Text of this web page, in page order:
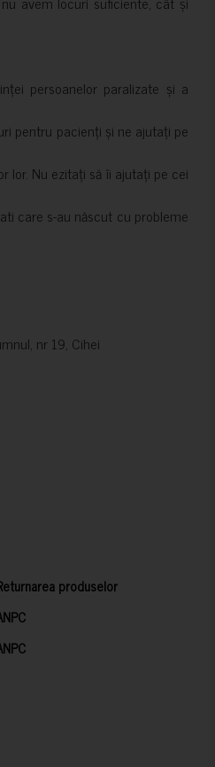
persoanelor paralizate și a
pentru pacienți și ne ajutați pe
lor. Nu ezitați să îi ajutați pe cei
care s-au născut cu probleme
nr 19, Cihei
produselor